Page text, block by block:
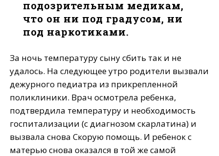
подозрительным медикам,
что он ни под градусом, ни
под наркотиками.
За ночь температуру сыну сбить так и не
удалось. На следующее утро родители вызвали
дежурного педиатра из прикрепленной
поликлиники. Врач осмотрела ребенка,
подтвердила температуру и необходимость
госпитализации (с диагнозом скарлатина) и
вызвала снова Скорую помощь. И ребенок с
матерью снова оказался в той же самой